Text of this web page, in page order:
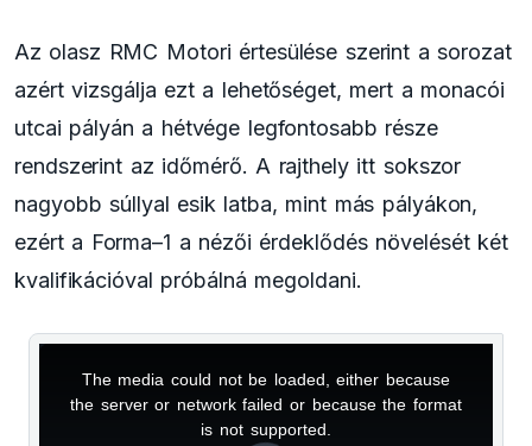
Az olasz RMC Motori értesülése szerint a sorozat
azért vizsgálja ezt a lehetőséget, mert a monacói
utcai pályán a hétvége legfontosabb része
rendszerint az időmérő. A rajthely itt sokszor
nagyobb súllyal esik latba, mint más pályákon,
ezért a Forma–1 a nézői érdeklődés növelését két
kvalifikációval próbálná megoldani.
The media could not be loaded, either because
the server or network failed or because the format
is not supported.